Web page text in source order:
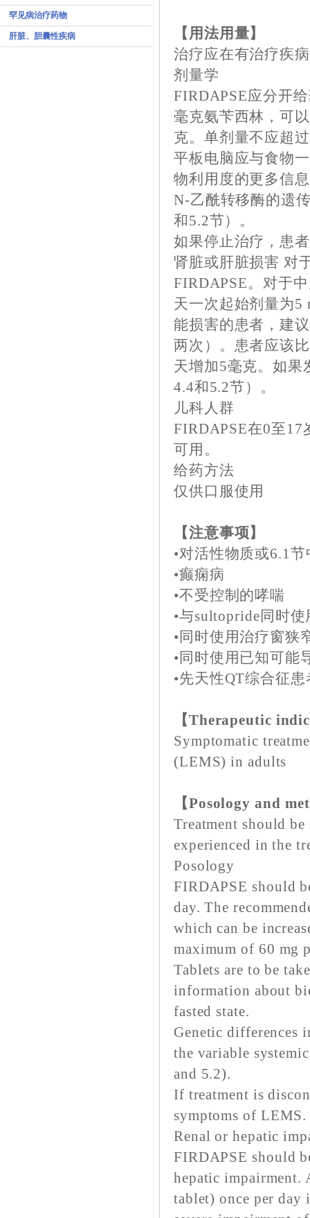
罕见病治疗药物
肝脏、胆囊性疾病
【用法用量】
治疗应在有治疗疾
剂量学
FIRDAPSE应分开
毫克氨苄西林，可
克。单剂量不应超
平板电脑应与食物
物利用度的更多信
N-乙酰转移酶的遗
和5.2节）。
如果停止治疗，患
肾脏或肝脏损害 对
FIRDAPSE。对于
天一次起始剂量为5
能损害的患者，建
两次）。患者应该
天增加5毫克。如果
4.4和5.2节）。
儿科人群
FIRDAPSE在0至
可用。
给药方法
仅供口服使用
【注意事项】
•对活性物质或6.1
•癫痫病
•不受控制的哮喘
•与sultopride同时
•同时使用治疗窗狭
•同时使用已知可能
•先天性QT综合征
【Therapeutic
Symptomatic
(LEMS) in adults
【Posology and
Treatment should
experienced in the
Posology
FIRDAPSE should
day. The
which can be
maximum of 60 mg
Tablets are to be
information about
fasted state.
Genetic differences
the variable
and 5.2).
If treatment is
symptoms of LEMS.
Renal or hepatic
FIRDAPSE should
hepatic impairment.
tablet) once per day